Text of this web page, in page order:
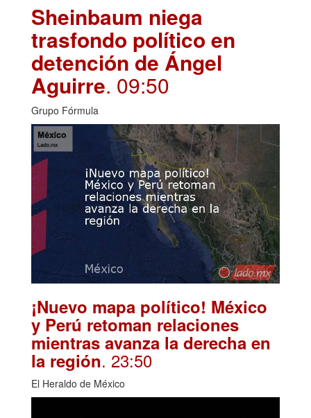
Sheinbaum niega
trasfondo político en
detención de Ángel
Aguirre. 09:50
Grupo Fórmula
¡Nuevo mapa político! México
y Perú retoman relaciones
mientras avanza la derecha en
la región. 23:50
El Heraldo de México